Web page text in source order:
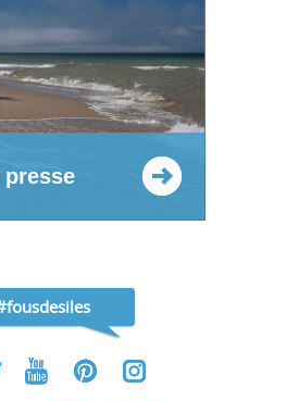
presse